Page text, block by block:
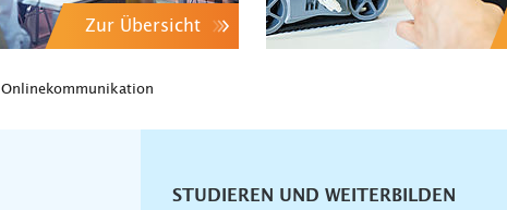
Zur Übersicht
Unternavigation
STUDIEREN UND WEITERBILDEN